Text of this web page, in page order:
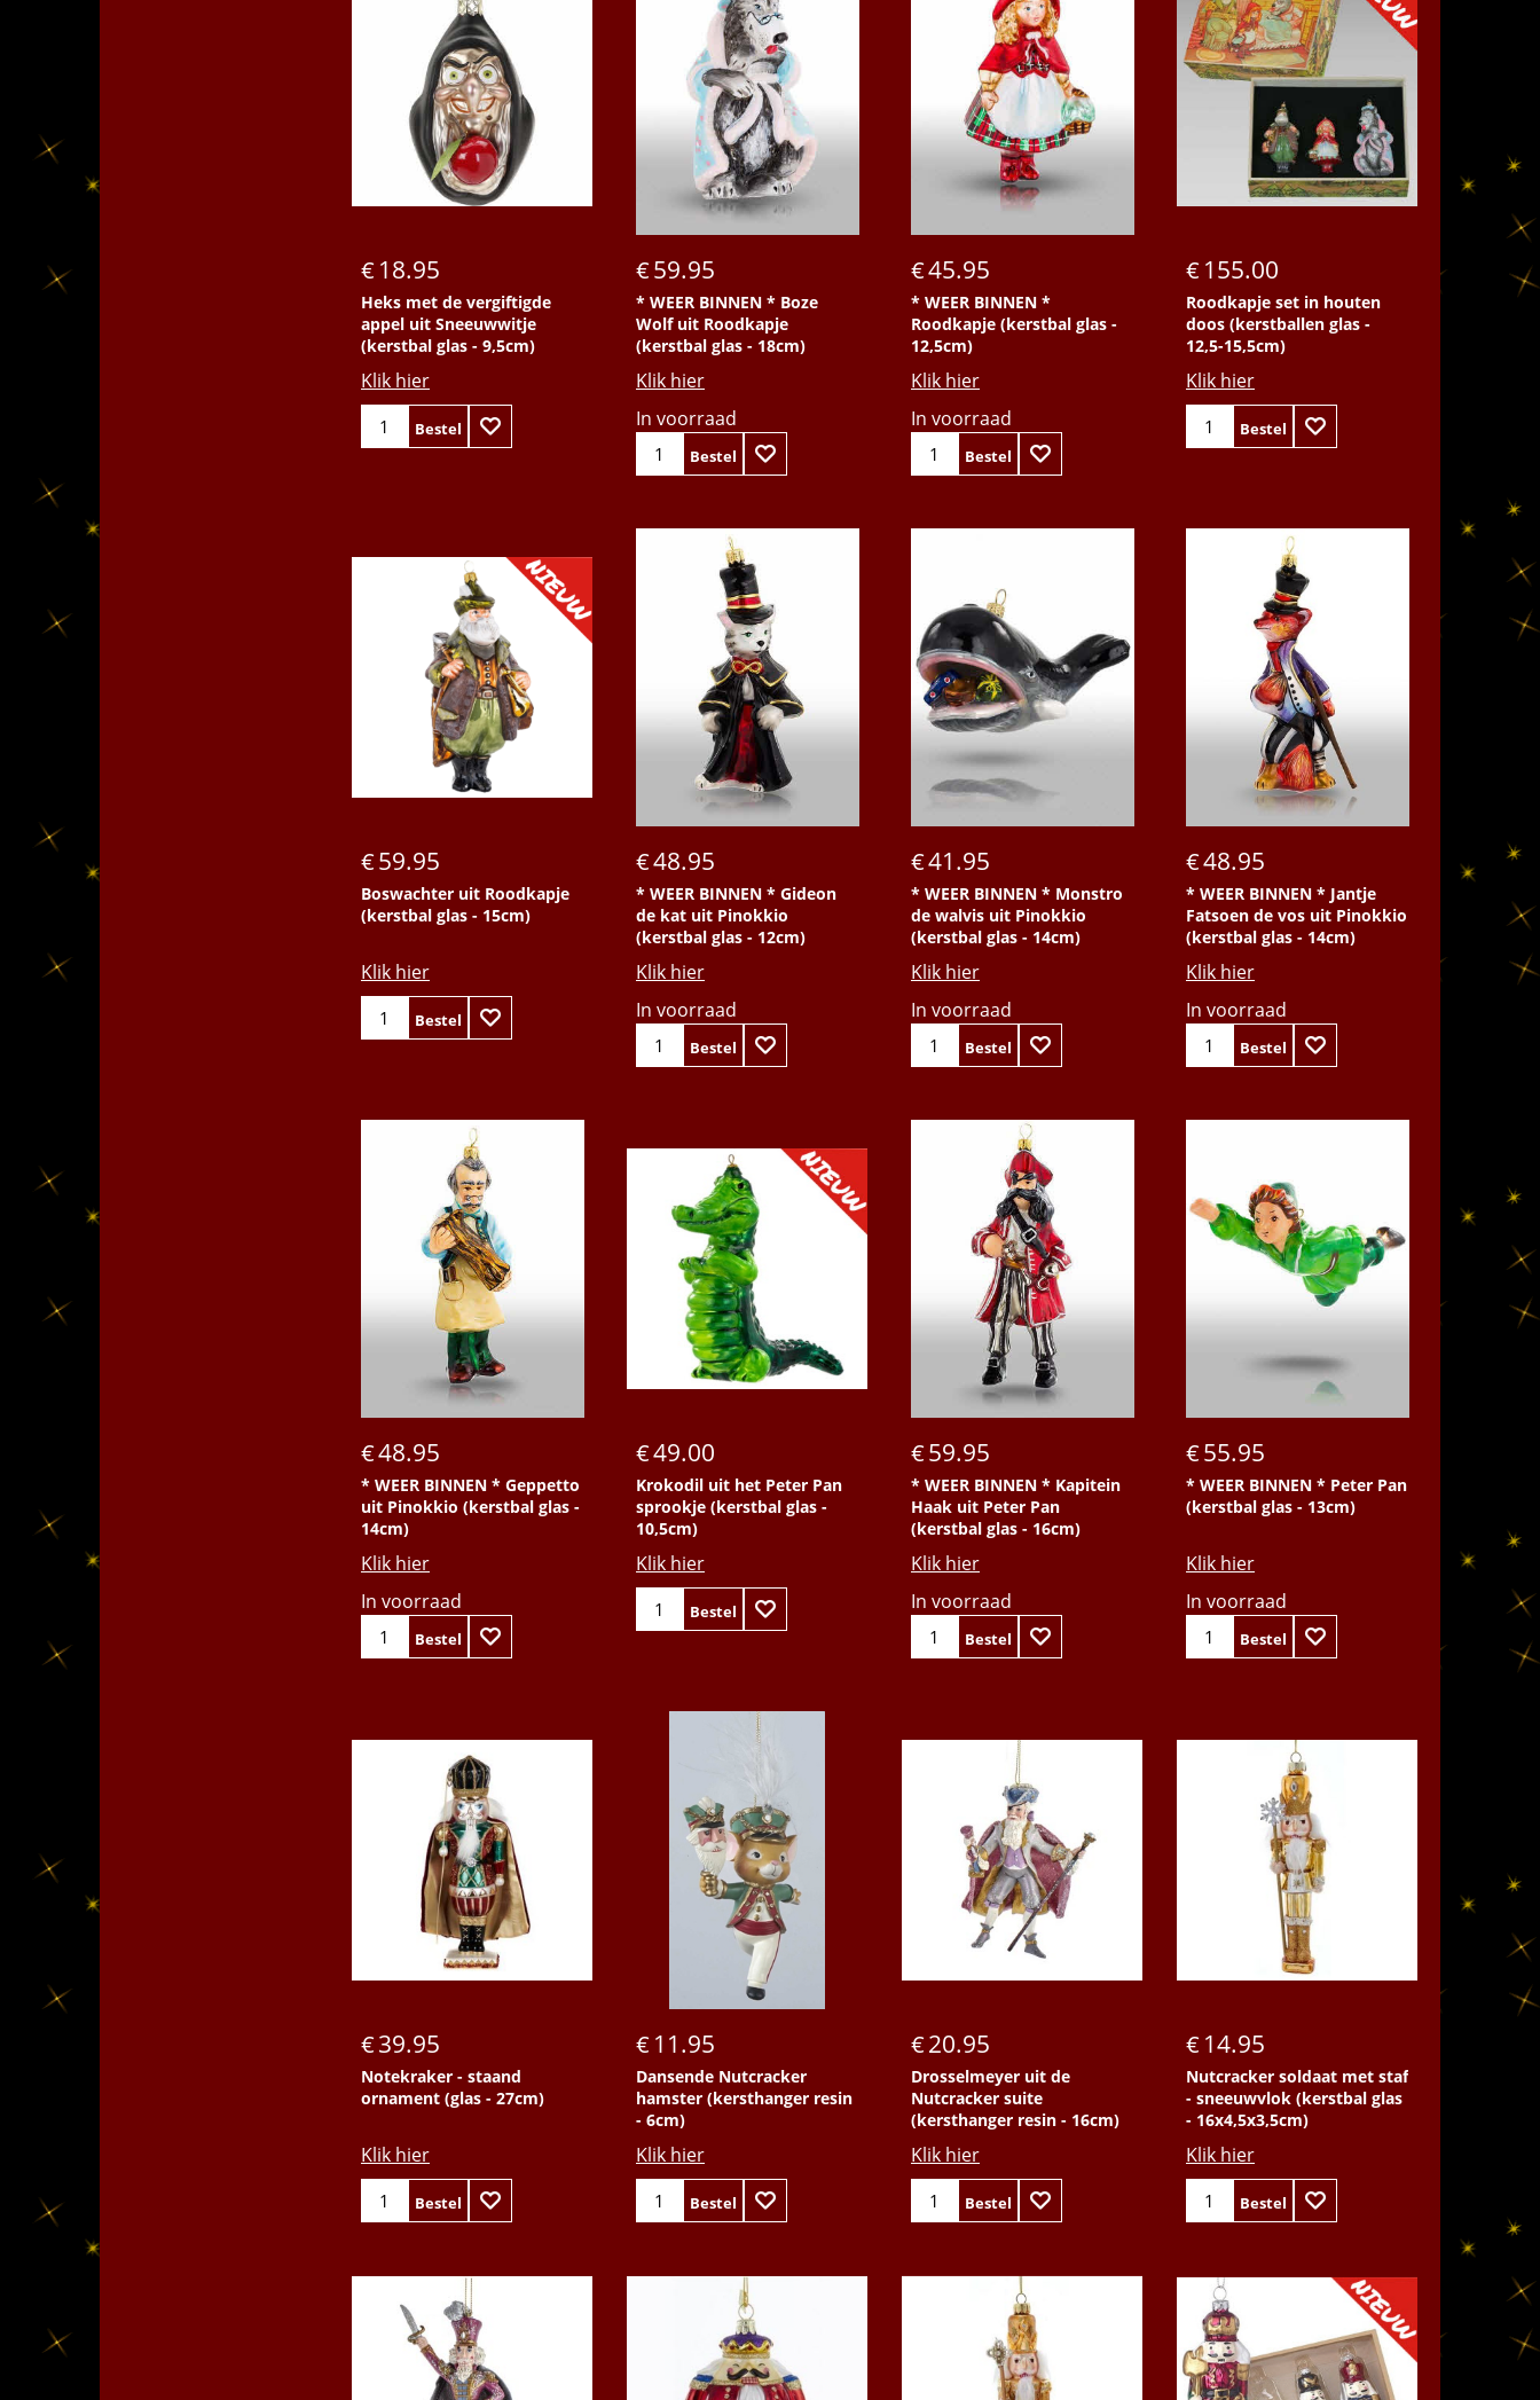
€18.95
Heks met de vergiftigde
appel uit Sneeuwwitje
(kerstbal glas - 9,5cm)
Klik hier
Bestel
€59.95
* WEER BINNEN * Boze
Wolf uit Roodkapje
(kerstbal glas - 18cm)
Klik hier
In voorraad
Bestel
€45.95
* WEER BINNEN *
Roodkapje (kerstbal glas -
12,5cm)
Klik hier
In voorraad
Bestel
€155.00
Roodkapje set in houten
doos (kerstballen glas -
12,5-15,5cm)
Klik hier
Bestel
€59.95
Boswachter uit Roodkapje
(kerstbal glas - 15cm)
Klik hier
Bestel
€48.95
* WEER BINNEN * Gideon
de kat uit Pinokkio
(kerstbal glas - 12cm)
Klik hier
In voorraad
Bestel
€41.95
* WEER BINNEN * Monstro
de walvis uit Pinokkio
(kerstbal glas - 14cm)
Klik hier
In voorraad
Bestel
€48.95
* WEER BINNEN * Jantje
Fatsoen de vos uit Pinokkio
(kerstbal glas - 14cm)
Klik hier
In voorraad
Bestel
€48.95
* WEER BINNEN * Geppetto
uit Pinokkio (kerstbal glas -
14cm)
Klik hier
In voorraad
Bestel
€49.00
Krokodil uit het Peter Pan
sprookje (kerstbal glas -
10,5cm)
Klik hier
Bestel
€59.95
* WEER BINNEN * Kapitein
Haak uit Peter Pan
(kerstbal glas - 16cm)
Klik hier
In voorraad
Bestel
€55.95
* WEER BINNEN * Peter Pan
(kerstbal glas - 13cm)
Klik hier
In voorraad
Bestel
€39.95
Notekraker - staand
ornament (glas - 27cm)
Klik hier
Bestel
€11.95
Dansende Nutcracker
hamster (kersthanger resin
- 6cm)
Klik hier
Bestel
€20.95
Drosselmeyer uit de
Nutcracker suite
(kersthanger resin - 16cm)
Klik hier
Bestel
€14.95
Nutcracker soldaat met staf
- sneeuwvlok (kerstbal glas
- 16x4,5x3,5cm)
Klik hier
Bestel